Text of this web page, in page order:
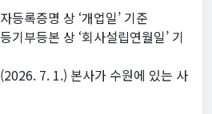
등록증명 상 ‘개업일’ 기준
기부등본 상 ‘회사설립연월일’ 기
7. 1.) 본사가 수원에 있는 사